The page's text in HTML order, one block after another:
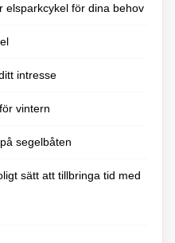
elsparkcykel för dina behov
intresse
vintern
segelbåten
sätt att tillbringa tid med